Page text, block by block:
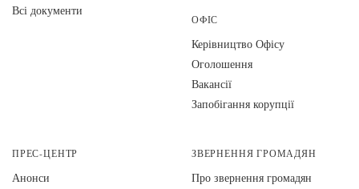
Всі документи
ОФІС
Керівництво Офісу
Оголошення
Вакансії
Запобігання корупції
ПРЕС-ЦЕНТР
Анонси
ЗВЕРНЕННЯ ГРОМАДЯН
Про звернення громадян